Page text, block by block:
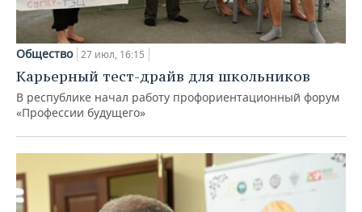
Общество 27 июл, 16:15
Карьерный тест-драйв для школьников
В республике начал работу профориентационный форум
«Профессии будущего»